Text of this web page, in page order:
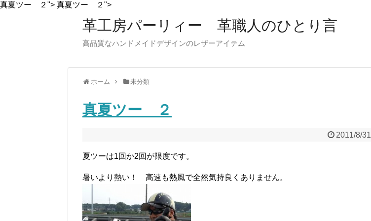
真夏ツー ２"> 真夏ツー ２">
革工房パーリィー 革職人のひとり言
高品質なハンドメイドデザインのレザーアイテム
ホーム 未分類
真夏ツー ２
2011/8/31
夏ツーは1回か2回が限度です。
暑いより熱い！ 高速も熱風で全然気持良くありません。